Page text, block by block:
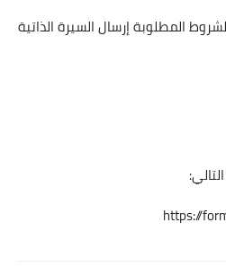
المطلوبة إرسال السيرة الذاتية
https://